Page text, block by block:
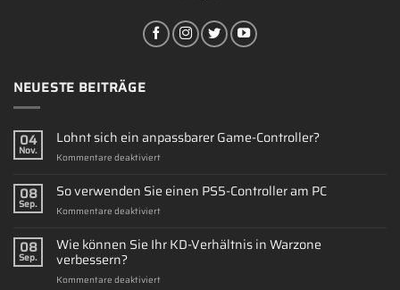
NEUESTE BEITRÄGE
04
Nov.
Lohnt sich ein anpassbarer Game-Controller?
Kommentare deaktiviertfür
sich
ein
anpassbarer
Controller?
08
Sep.
So verwenden Sie einen PS5-Controller am PC
Kommentare deaktiviertfür
verwenden
Sie
PS5-
08
Sep.
Wie können Sie Ihr KD-Verhältnis in Warzone
verbessern?
Kommentare deaktiviertfür